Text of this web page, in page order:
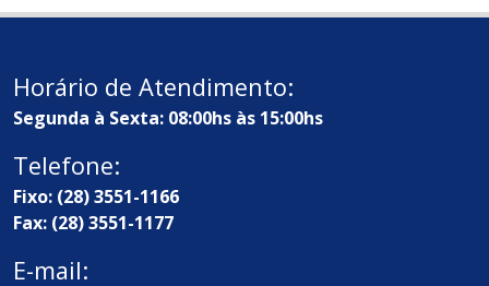
Horário de Atendimento:
Segunda à Sexta: 08:00hs às 15:00hs
Telefone:
Fixo: (28) 3551-1166
Fax: (28) 3551-1177
E-mail: